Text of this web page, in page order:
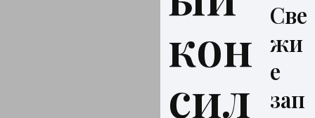
кон
сил
Све
жи
е
зап